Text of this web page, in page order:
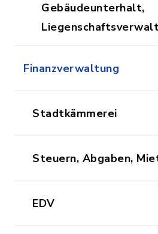
Gebäudeunterhalt,
Finanzverwaltung
Stadtkämmerei
Steuern, Abgaben,
EDV